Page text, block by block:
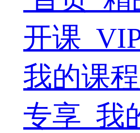
开课
我的课程
专享 我